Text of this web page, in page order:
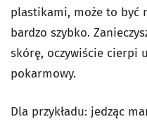
plastikami, może to być
bardzo szybko.
skórę, oczywiście cierpi
pokarmowy.
Dla przykładu: jedząc